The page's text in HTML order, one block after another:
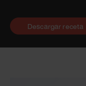
Descargar receta